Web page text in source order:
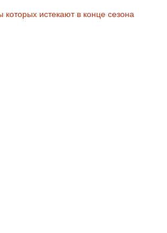
которых истекают в конце сезона